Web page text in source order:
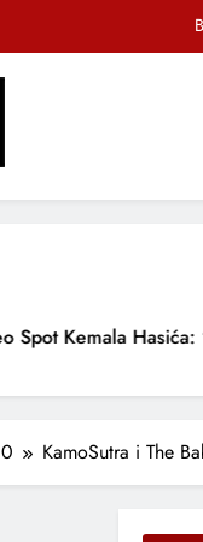
DJEČIJI
Kemala Hasića:
KamoSutra i The